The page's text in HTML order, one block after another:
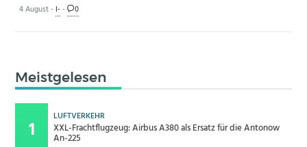
4 August - I-- 0
Meistgelesen
LUFTVERKEHR
XXL-Frachtflugzeug: Airbus A380 als Ersatz für die Antonow
An-225